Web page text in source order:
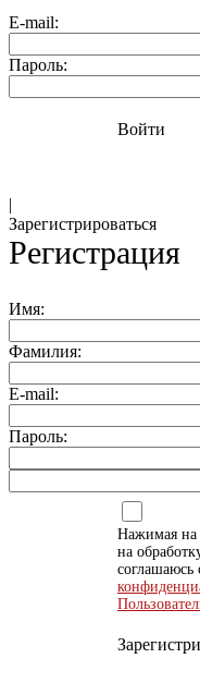
E-mail:
Пароль:
Войти
|
Зарегистрироваться
Регистрация
Имя:
Фамилия:
E-mail:
Пароль:
Нажимая на
на
соглашаюсь